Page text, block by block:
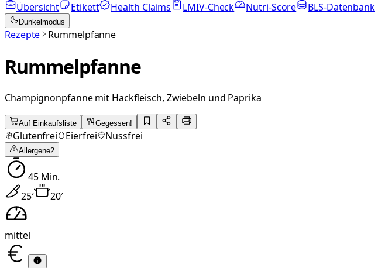
Übersicht
Etikett Health Claims LMIV-Check Nutri-Score BLS-Datenbank
Dunkelmodus
Rezepte Rummelpfanne
Rummelpfanne
Champignonpfanne mit Hackfleisch, Zwiebeln und Paprika
Auf Einkaufsliste Gegessen!
Glutenfrei Eierfrei Nussfrei
Allergene2
45Min.
25′ 20′
mittel